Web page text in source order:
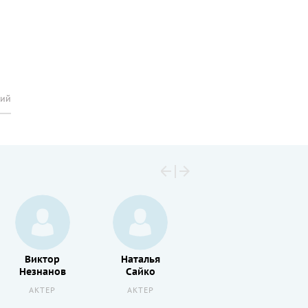
Виктор
Незнанов
АКТЕР
Наталья
Сайко
АКТЕР